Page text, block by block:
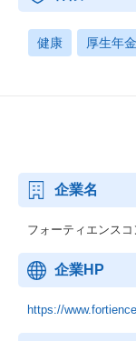
健康 厚生年金
企業名
フォーティエンス
企業HP
https://